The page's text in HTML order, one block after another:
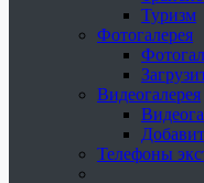
Туризм
Фотогалерея
Видеогалерея
Телефоны